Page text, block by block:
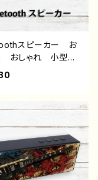
スピーカー お
おしゃれ 小型
魚 和柄 スピー
6